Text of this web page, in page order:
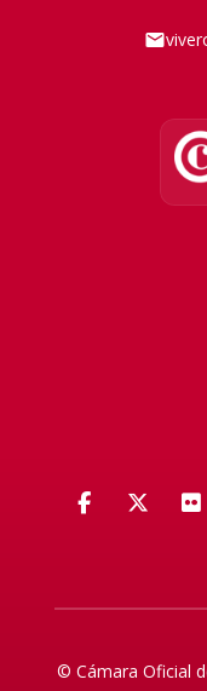
Facebook
X
© Cámara Oficial